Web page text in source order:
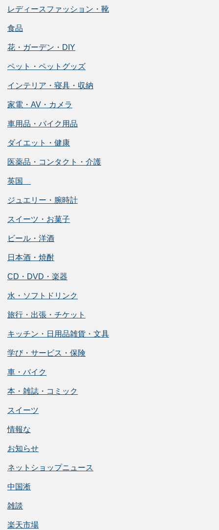
レディースファッション・靴
食品
花・ガーデン・DIY
ペット・ペットグッズ
インテリア・寝具・収納
家電・AV・カメラ
車用品・バイク用品
ダイエット・健康
医薬品・コンタクト・介護
英国
ジュエリー・腕時計
スイーツ・お菓子
ビール・洋酒
日本酒・焼酎
CD・DVD・楽器
水・ソフトドリンク
旅行・出張・チケット
キッチン・日用品雑貨・文具
学び・サービス・保険
車・バイク
本・雑誌・コミック
スイーツ
情報な
お知らせ
ネットショップニュース
中国淅
雑談
楽天市場